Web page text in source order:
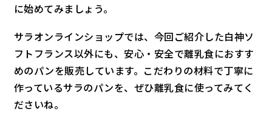
に始めてみましょう。
サラオンラインショップでは、今回ご紹介した白神ソ
フトフランス以外にも、安心・安全で離乳食におすす
めのパンを販売しています。こだわりの材料で丁寧に
作っているサラのパンを、ぜひ離乳食に使ってみてく
ださいね。